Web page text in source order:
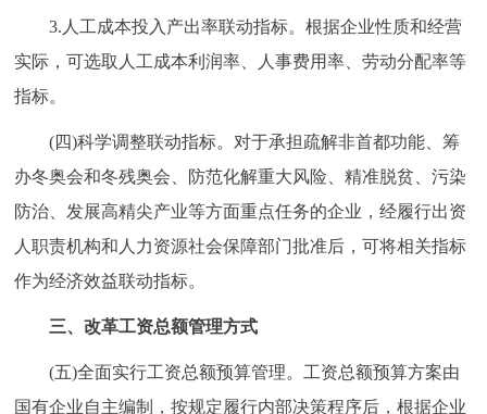
3.人工成本投入产出率联动指标。根据企业性质和经营
实际，可选取人工成本利润率、人事费用率、劳动分配率等
指标。
(四)科学调整联动指标。对于承担疏解非首都功能、筹
办冬奥会和冬残奥会、防范化解重大风险、精准脱贫、污染
防治、发展高精尖产业等方面重点任务的企业，经履行出资
人职责机构和人力资源社会保障部门批准后，可将相关指标
作为经济效益联动指标。
三、改革工资总额管理方式
(五)全面实行工资总额预算管理。工资总额预算方案由
国有企业自主编制，按规定履行内部决策程序后，根据企业